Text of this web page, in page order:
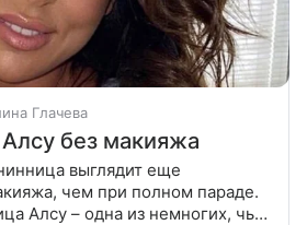
Глачева
без макияжа
выглядит еще
чем при полном параде.
Алсу – одна из немногих, чье